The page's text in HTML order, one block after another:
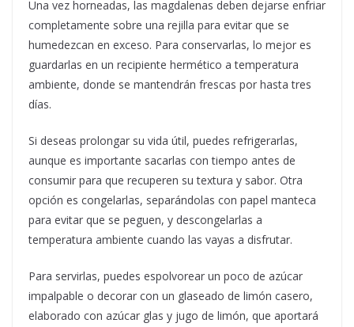
Una vez horneadas, las magdalenas deben dejarse enfriar
completamente sobre una rejilla para evitar que se
humedezcan en exceso. Para conservarlas, lo mejor es
guardarlas en un recipiente hermético a temperatura
ambiente, donde se mantendrán frescas por hasta tres
días.
Si deseas prolongar su vida útil, puedes refrigerarlas,
aunque es importante sacarlas con tiempo antes de
consumir para que recuperen su textura y sabor. Otra
opción es congelarlas, separándolas con papel manteca
para evitar que se peguen, y descongelarlas a
temperatura ambiente cuando las vayas a disfrutar.
Para servirlas, puedes espolvorear un poco de azúcar
impalpable o decorar con un glaseado de limón casero,
elaborado con azúcar glas y jugo de limón, que aportará